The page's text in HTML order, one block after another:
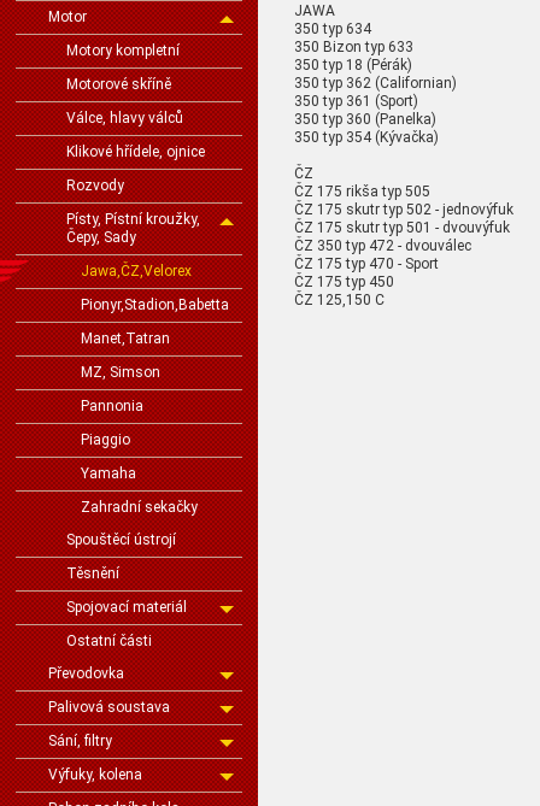
Motor
Motory kompletní
Motorové skříně
Válce, hlavy válců
Klikové hřídele, ojnice
Rozvody
Písty, Pístní kroužky,
Čepy, Sady
Jawa,ČZ,Velorex
Pionyr,Stadion,Babetta
Manet,Tatran
MZ, Simson
Pannonia
Piaggio
Yamaha
Zahradní sekačky
Spouštěcí ústrojí
Těsnění
Spojovací materiál
Ostatní části
Převodovka
Palivová soustava
Sání, filtry
Výfuky, kolena
JAWA
350 typ 634
350 Bizon typ 633
350 typ 18 (Pérák)
350 typ 362 (Californian)
350 typ 361 (Sport)
350 typ 360 (Panelka)
350 typ 354 (Kývačka)
ČZ
ČZ 175 rikša typ 505
ČZ 175 skutr typ 502 - jednovýfuk
ČZ 175 skutr typ 501 - dvouvýfuk
ČZ 350 typ 472 - dvouválec
ČZ 175 typ 470 - Sport
ČZ 175 typ 450
ČZ 125,150 C